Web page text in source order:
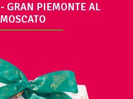
GRAN PIEMONTE AL
MOSCATO